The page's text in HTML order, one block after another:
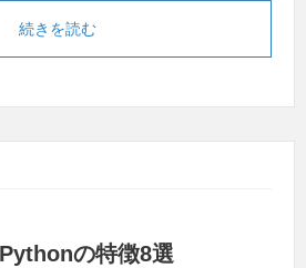
続きを読む
の特徴8選